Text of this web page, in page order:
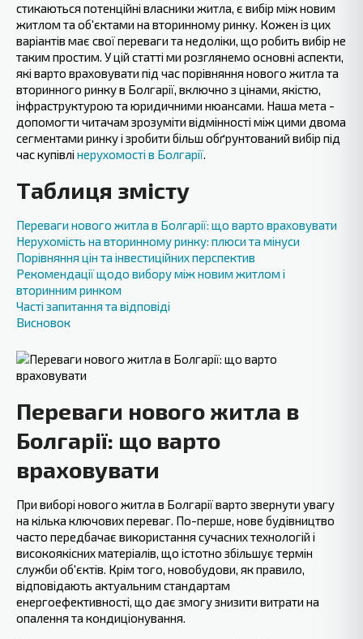
стикаються потенційні власники житла, є вибір між новим
житлом та об'єктами на вторинному ринку. Кожен із цих
варіантів має свої переваги та недоліки, що робить вибір не
таким простим. У цій статті ми розглянемо основні аспекти,
які варто враховувати під час порівняння нового житла та
вторинного ринку в Болгарії, включно з цінами, якістю,
інфраструктурою та юридичними нюансами. Наша мета -
допомогти читачам зрозуміти відмінності між цими двома
сегментами ринку і зробити більш обґрунтований вибір під
час купівлі нерухомості в Болгарії.
Таблиця змісту
Переваги нового житла в Болгарії: що варто враховувати
Нерухомість на вторинному ринку: плюси та мінуси
Порівняння цін та інвестиційних перспектив
Рекомендації щодо вибору між новим житлом і
вторинним ринком
Часті запитання та відповіді
Висновок
Переваги нового житла в
Болгарії: що варто
враховувати
При виборі нового житла в Болгарії варто звернути увагу
на кілька ключових переваг. По-перше, нове будівництво
часто передбачає використання сучасних технологій і
високоякісних матеріалів, що істотно збільшує термін
служби об'єктів. Крім того, новобудови, як правило,
відповідають актуальним стандартам
енергоефективності, що дає змогу знизити витрати на
опалення та кондиціонування.